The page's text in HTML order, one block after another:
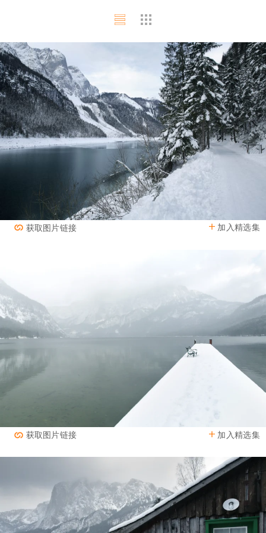
加入精选集
获取图片链接
加入精选集
获取图片链接